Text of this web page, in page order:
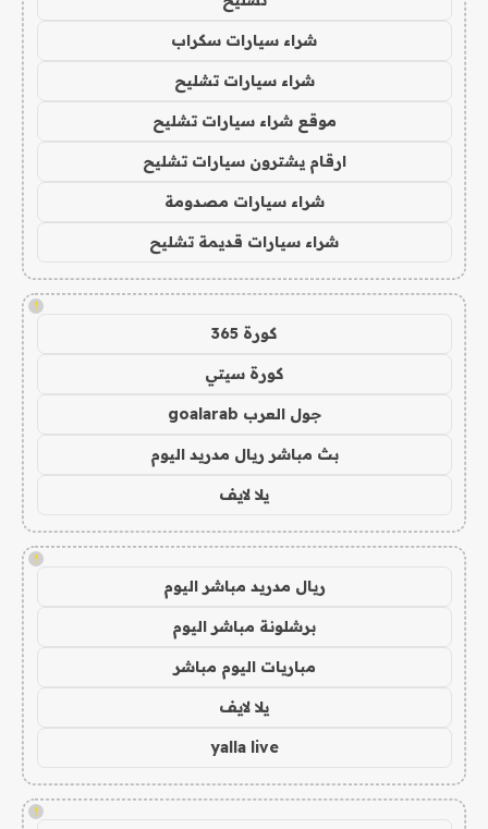
شراء سيارات سكراب
شراء سيارات تشليح
موقع شراء سيارات تشليح
ارقام يشترون سيارات تشليح
شراء سيارات مصدومة
شراء سيارات قديمة تشليح
!
كورة 365
كورة سيتي
جول العرب goalarab
بث مباشر ريال مدريد اليوم
يلا لايف
!
ريال مدريد مباشر اليوم
برشلونة مباشر اليوم
مباريات اليوم مباشر
يلا لايف
yalla live
!